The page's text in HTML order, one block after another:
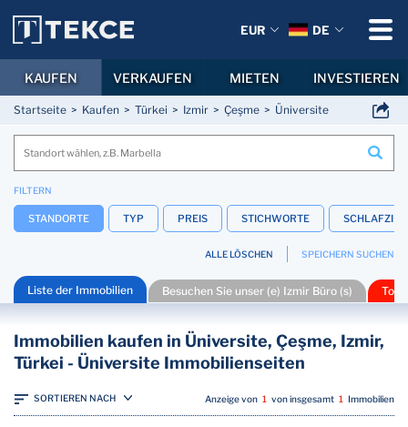
Startseite Kaufen Türkei Izmir Çeşme Üniversite
FILTERN
STANDORTE TYP PREIS STICHWORTE
ALLE LÖSCHEN SPEICHERN SUCHEN
Liste der Immobilien Besuchen Sie unser (e) Izmir Büro (s) Top
Immobilien kaufen in Üniversite, Çeşme, Izmir,
Türkei - Üniversite Immobilienseiten
SORTIEREN NACH Anzeige von 1 von insgesamt 1 Immobilien
EUR DE
KAUFEN VERKAUFEN MIETEN INVESTIEREN